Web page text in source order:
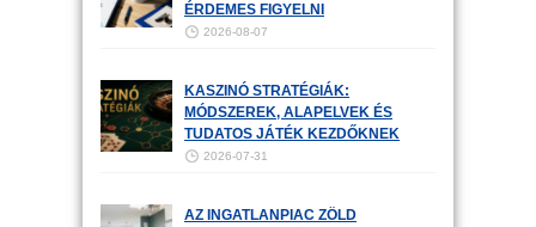
ÉRDEMES FIGYELNI
2026-08-07
KASZINÓ STRATÉGIÁK:
MÓDSZEREK, ALAPELVEK ÉS
TUDATOS JÁTÉK KEZDŐKNEK
2026-07-31
AZ INGATLANPIAC ZÖLD